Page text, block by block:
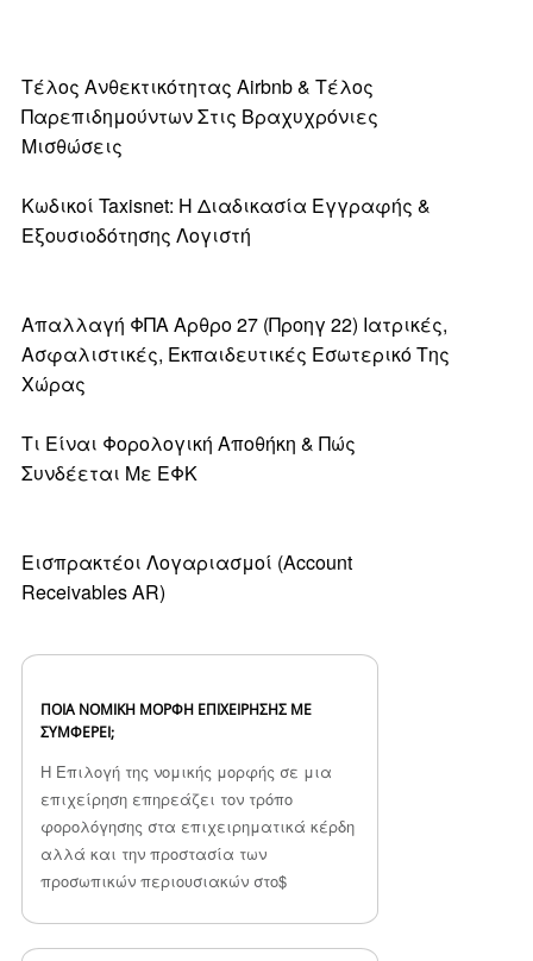
Τέλος Ανθεκτικότητας Airbnb & Τέλος
Παρεπιδημούντων Στις Βραχυχρόνιες
Μισθώσεις
Κωδικοί Taxisnet: Η Διαδικασία Εγγραφής &
Εξουσιοδότησης Λογιστή
Απαλλαγή ΦΠΑ Αρθρο 27 (προηγ 22) Ιατρικές,
Ασφαλιστικές, Εκπαιδευτικές Εσωτερικό Της
Χώρας
Τι Είναι Φορολογική Αποθήκη & Πώς
Συνδέεται Με ΕΦΚ
Εισπρακτέοι Λογαριασμοί (Account
Receivables AR)
ΠΟΙΑ ΝΟΜΙΚΉ ΜΟΡΦΉ ΕΠΙΧΕΊΡΗΣΗΣ ΜΕ
ΣΥΜΦΈΡΕΙ;
Η Επιλογή της νομικής μορφής σε μια
επιχείρηση επηρεάζει τον τρόπο
φορολόγησης στα επιχειρηματικά κέρδη
αλλά και την προστασία των
προσωπικών περιουσιακών στο$